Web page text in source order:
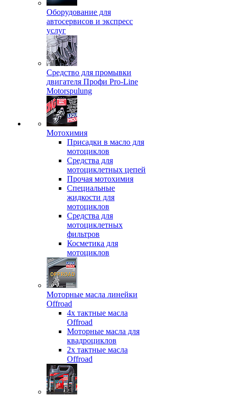
Оборудование для
автосервисов и экспресс
услуг
Средство для промывки
двигателя Профи Pro-Line
Motorspulung
Мотохимия
Присадки в масло для
мотоциклов
Средства для
мотоциклетных цепей
Прочая мотохимия
Специальные
жидкости для
мотоциклов
Средства для
мотоциклетных
фильтров
Косметика для
мотоциклов
Моторные масла линейки
Offroad
4х тактные масла
Offroad
Моторные масла для
квадроциклов
2х тактные масла
Offroad